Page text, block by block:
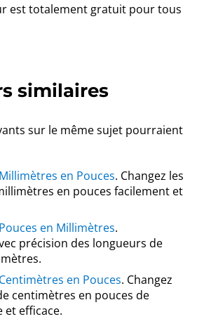
est totalement gratuit pour tous
similaires
sur le même sujet pourraient
en Pouces. Changez les
en pouces facilement et
en Millimètres.
précision des longueurs de
en Pouces. Changez
centimètres en pouces de
et efficace.